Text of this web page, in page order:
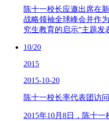
陈十一校长应邀出席在
战略领袖全球峰会并作
究生教育的启示”主题发
10/20
2015
2015-10-20
陈十一校长率代表团访
2015年10月8日，陈十